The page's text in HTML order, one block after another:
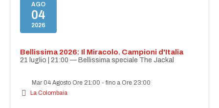
AGO
04
2026
Bellissima 2026: Il Miracolo. Campioni d'Italia
21 luglio | 21:00 — Bellissima speciale The Jackal
Mar 04 Agosto Ore 21:00 -fino a Ore 23:00
La Colombaia